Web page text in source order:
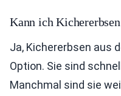
Kann ich
Ja, Kichererbsen aus
Option. Sie sind
Manchmal sind sie